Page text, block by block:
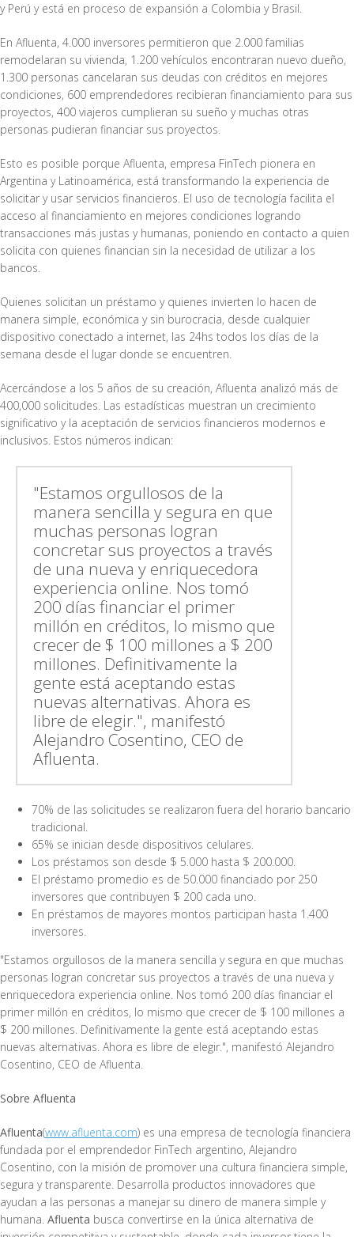
y Perú y está en proceso de expansión a Colombia y Brasil.
En Afluenta, 4.000 inversores permitieron que 2.000 familias
remodelaran su vivienda, 1.200 vehículos encontraran nuevo dueño,
1.300 personas cancelaran sus deudas con créditos en mejores
condiciones, 600 emprendedores recibieran financiamiento para sus
proyectos, 400 viajeros cumplieran su sueño y muchas otras
personas pudieran financiar sus proyectos.
Esto es posible porque Afluenta, empresa FinTech pionera en
Argentina y Latinoamérica, está transformando la experiencia de
solicitar y usar servicios financieros. El uso de tecnología facilita el
acceso al financiamiento en mejores condiciones logrando
transacciones más justas y humanas, poniendo en contacto a quien
solicita con quienes financian sin la necesidad de utilizar a los
bancos.
Quienes solicitan un préstamo y quienes invierten lo hacen de
manera simple, económica y sin burocracia, desde cualquier
dispositivo conectado a internet, las 24hs todos los días de la
semana desde el lugar donde se encuentren.
Acercándose a los 5 años de su creación, Afluenta analizó más de
400,000 solicitudes. Las estadísticas muestran un crecimiento
significativo y la aceptación de servicios financieros modernos e
inclusivos. Estos números indican:
"Estamos orgullosos de la
manera sencilla y segura en que
muchas personas logran
concretar sus proyectos a través
de una nueva y enriquecedora
experiencia online. Nos tomó
200 días financiar el primer
millón en créditos, lo mismo que
crecer de $ 100 millones a $ 200
millones. Definitivamente la
gente está aceptando estas
nuevas alternativas. Ahora es
libre de elegir.", manifestó
Alejandro Cosentino, CEO de
Afluenta.
70% de las solicitudes se realizaron fuera del horario bancario
tradicional.
65% se inician desde dispositivos celulares.
Los préstamos son desde $ 5.000 hasta $ 200.000.
El préstamo promedio es de 50.000 financiado por 250
inversores que contribuyen $ 200 cada uno.
En préstamos de mayores montos participan hasta 1.400
inversores.
"Estamos orgullosos de la manera sencilla y segura en que muchas
personas logran concretar sus proyectos a través de una nueva y
enriquecedora experiencia online. Nos tomó 200 días financiar el
primer millón en créditos, lo mismo que crecer de $ 100 millones a
$ 200 millones. Definitivamente la gente está aceptando estas
nuevas alternativas. Ahora es libre de elegir.", manifestó Alejandro
Cosentino, CEO de Afluenta.
Sobre Afluenta
Afluenta(www.afluenta.com) es una empresa de tecnología financiera
fundada por el emprendedor FinTech argentino, Alejandro
Cosentino, con la misión de promover una cultura financiera simple,
segura y transparente. Desarrolla productos innovadores que
ayudan a las personas a manejar su dinero de manera simple y
humana. Afluenta busca convertirse en la única alternativa de